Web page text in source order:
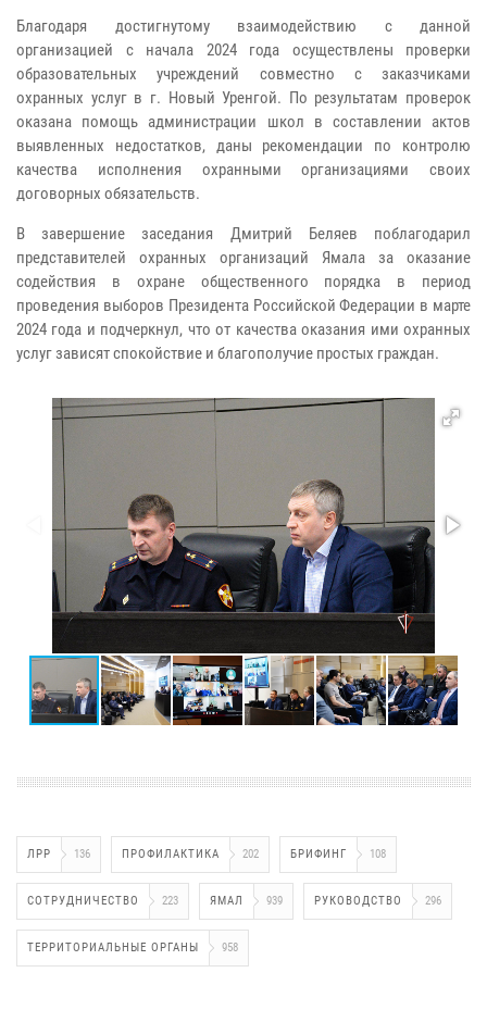
Благодаря достигнутому взаимодействию с данной
организацией с начала 2024 года осуществлены проверки
образовательных учреждений совместно с заказчиками
охранных услуг в г. Новый Уренгой. По результатам проверок
оказана помощь администрации школ в составлении актов
выявленных недостатков, даны рекомендации по контролю
качества исполнения охранными организациями своих
договорных обязательств.
В завершение заседания Дмитрий Беляев поблагодарил
представителей охранных организаций Ямала за оказание
содействия в охране общественного порядка в период
проведения выборов Президента Российской Федерации в марте
2024 года и подчеркнул, что от качества оказания ими охранных
услуг зависят спокойствие и благополучие простых граждан.
ЛРР 136 ПРОФИЛАКТИКА 202 БРИФИНГ 108
СОТРУДНИЧЕСТВО 223 ЯМАЛ 939 РУКОВОДСТВО 296
ТЕРРИТОРИАЛЬНЫЕ ОРГАНЫ 958